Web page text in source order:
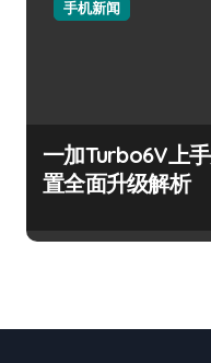
手机新闻
一加Turbo6V上
置全面升级解析